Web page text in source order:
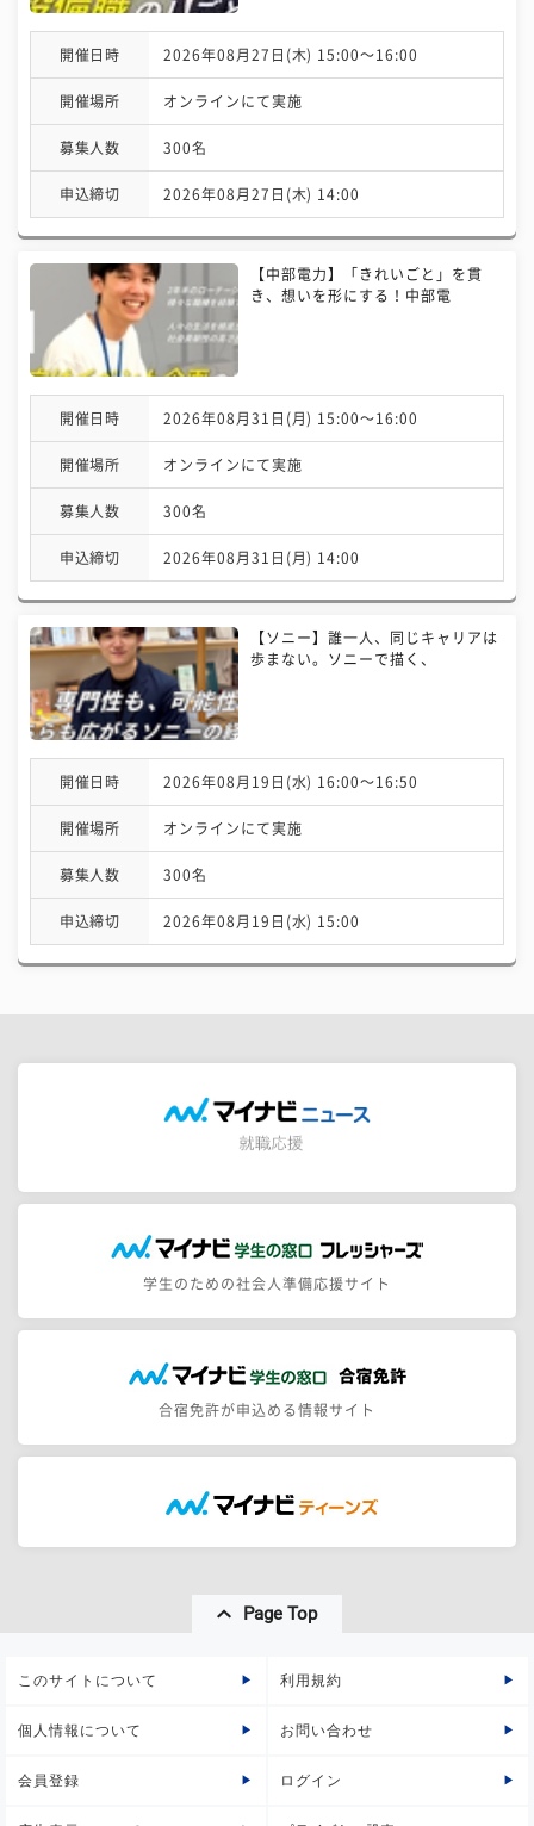
開催日時 2026年08月27日(木) 15:00〜16:00
開催場所 オンラインにて実施
募集人数 300名
申込締切 2026年08月27日(木) 14:00
【中部電力】「きれいごと」を貫
き、想いを形にする！中部電
開催日時 2026年08月31日(月) 15:00〜16:00
開催場所 オンラインにて実施
募集人数 300名
申込締切 2026年08月31日(月) 14:00
【ソニー】誰一人、同じキャリアは
歩まない。ソニーで描く、
開催日時 2026年08月19日(水) 16:00〜16:50
開催場所 オンラインにて実施
募集人数 300名
申込締切 2026年08月19日(水) 15:00
学生のための社会人準備応援サイト
合宿免許が申込める情報サイト
Page Top
このサイトについて 利用規約
個人情報について お問い合わせ
会員登録 ログイン